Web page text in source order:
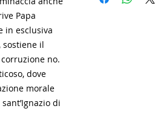
Papa
in esclusiva
sostiene il
no.
dove
morale
di